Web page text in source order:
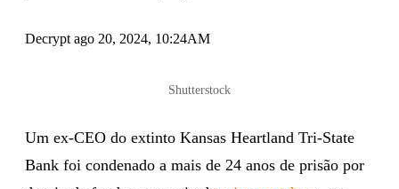
Decrypt ago 20, 2024, 10:24AM
Shutterstock
Um ex-CEO do extinto Kansas Heartland Tri-State
Bank foi condenado a mais de 24 anos de prisão por